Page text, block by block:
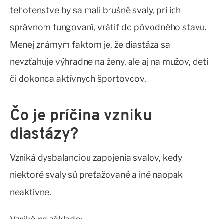
tehotenstve by sa mali brušné svaly, pri ich
správnom fungovaní, vrátiť do pôvodného stavu.
Menej známym faktom je, že diastáza sa
nevzťahuje výhradne na ženy, ale aj na mužov, deti
či dokonca aktívnych športovcov.
Čo je príčina vzniku
diastázy?
Vzniká dysbalanciou zapojenia svalov, kedy
niektoré svaly sú preťažované a iné naopak
neaktívne.